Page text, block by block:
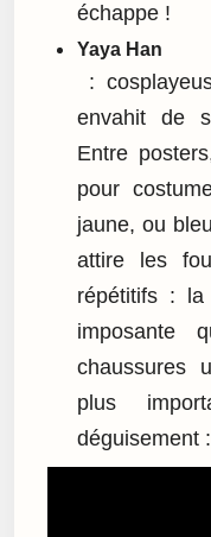
échappe !
Yaya Han
:
envahit de
Entre
pour
jaune, ou
attire les
répétitifs :
imposante
chaussures
plus
déguisement